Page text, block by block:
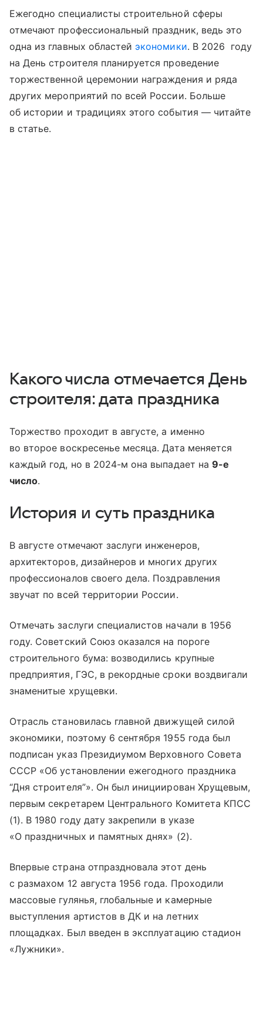
Ежегодно специалисты строительной сферы
отмечают профессиональный праздник, ведь это
одна из главных областей экономики. В 2026 году
на День строителя планируется проведение
торжественной церемонии награждения и ряда
других мероприятий по всей России. Больше
об истории и традициях этого события — читайте
в статье.
Какого числа отмечается День
строителя: дата праздника
Торжество проходит в августе, а именно
во второе воскресенье месяца. Дата меняется
каждый год, но в 2024-м она выпадает на 9-е
число.
История и суть праздника
В августе отмечают заслуги инженеров,
архитекторов, дизайнеров и многих других
профессионалов своего дела. Поздравления
звучат по всей территории России.
Отмечать заслуги специалистов начали в 1956
году. Советский Союз оказался на пороге
строительного бума: возводились крупные
предприятия, ГЭС, в рекордные сроки воздвигали
знаменитые хрущевки.
Отрасль становилась главной движущей силой
экономики, поэтому 6 сентября 1955 года был
подписан указ Президиумом Верховного Совета
СССР «Об установлении ежегодного праздника
“Дня строителя”». Он был инициирован Хрущевым,
первым секретарем Центрального Комитета КПСС
(1). В 1980 году дату закрепили в указе
«О праздничных и памятных днях» (2).
Впервые страна отпраздновала этот день
с размахом 12 августа 1956 года. Проходили
массовые гулянья, глобальные и камерные
выступления артистов в ДК и на летних
площадках. Был введен в эксплуатацию стадион
«Лужники».